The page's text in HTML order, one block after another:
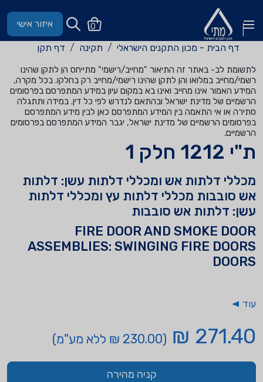
0 איזור אישי
דף הבית - מכון התקנים הישראלי תקינה דף תקן
לתשומת לב- באתר זה התיאור "מחייב/רישמי" מתייחס הן לתקן שהינו
רשמי/מחייב במלואו והן לתקן שהינו רישמי/מחייב רק בחלקו. בכל מקרה,
המידע האמור אינו מחייב ואינו בא במקום עיון במידע המתפרסם בפרסומים
הרשמיים של מדינת ישראל ובהתאם לנדרש לפי כל דין. במידה ותתגלה
סתירה או אי התאמה בין המידע המתפרסם כאן לבין מידע המתפרסם
בפרסומים הרשמיים של מדינת ישראל, יגבר המידע המתפרסם בפרסומים
הרשמיים.
ת"י 1212 חלק 1
מכללי דלתות אש ומכללי דלתות עשן: דלתות
אש סובבות מכללי דלתות עץ ומכללי דלתות
עשן: דלתות אש סובבות
FIRE DOOR AND SMOKE DOOR
ASSEMBLIES: SWINGING FIRE DOORS
DOORS
עוד
271.40 ₪ (230.00 ₪ ללא מע"מ)
קניה מהירה